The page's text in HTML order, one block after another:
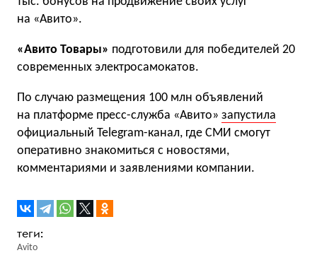
на «Авито».
«Авито Товары» подготовили для победителей 20
современных электросамокатов.
По случаю размещения 100 млн объявлений
на платформе пресс-служба «Авито» запустила
официальный Telegram-канал, где СМИ смогут
оперативно знакомиться с новостями,
комментариями и заявлениями компании.
Avito